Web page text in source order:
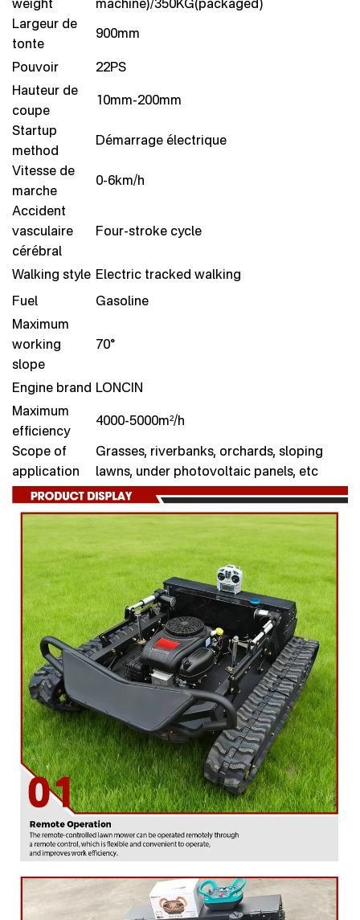
weight
machine)/350KG(packaged)
Largeur de
tonte
900mm
Pouvoir
22PS
Hauteur de
coupe
10mm-200mm
Startup
method
Démarrage électrique
Vitesse de
marche
0-6km/h
Accident
vasculaire
cérébral
Four-stroke cycle
Walking style Electric tracked walking
Fuel
Gasoline
Maximum
working
slope
70°
Engine brand LONCIN
Maximum
efficiency
4000-5000m²/h
Scope of
application
Grasses, riverbanks, orchards, sloping
lawns, under photovoltaic panels, etc